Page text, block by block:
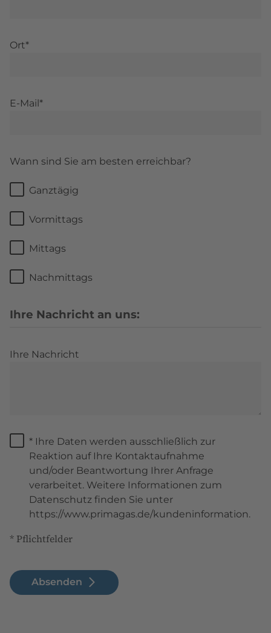
Ort*
E-Mail*
Wann sind Sie am besten erreichbar?
Ganztägig
Vormittags
Mittags
Nachmittags
Ihre Nachricht an uns:
Ihre Nachricht
* Ihre Daten werden ausschließlich zur
Reaktion auf Ihre Kontaktaufnahme
und/oder Beantwortung Ihrer Anfrage
verarbeitet. Weitere Informationen zum
Datenschutz finden Sie unter
https://www.primagas.de/kundeninformation.
* Pflichtfelder
Absenden